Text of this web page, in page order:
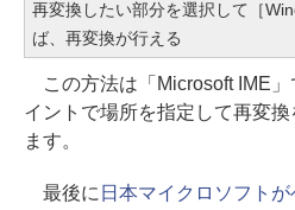
再変換したい部分を選択して［
ば、再変換が行える
この方法は「Microsoft IME」
イントで場所を指定して再変
ます。
最後に 日本マイクロソフト